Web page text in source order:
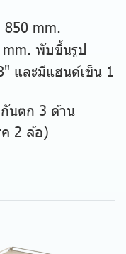
850 mm.
พับขึ้นรูป
และมีแฮนด์เข็น 1
นตก 3 ด้าน
ค 2 ล้อ)